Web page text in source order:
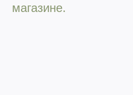
магазине.